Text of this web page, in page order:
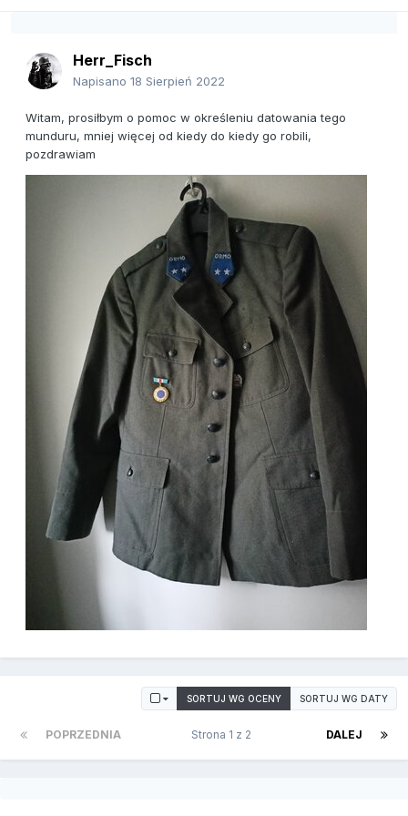
Herr_Fisch
Napisano 18 Sierpień 2022
Witam, prosiłbym o pomoc w określeniu datowania tego
munduru, mniej więcej od kiedy do kiedy go robili,
pozdrawiam
SORTUJ WG OCENY SORTUJ WG DATY
POPRZEDNIA DALEJ
Strona 1 z 2